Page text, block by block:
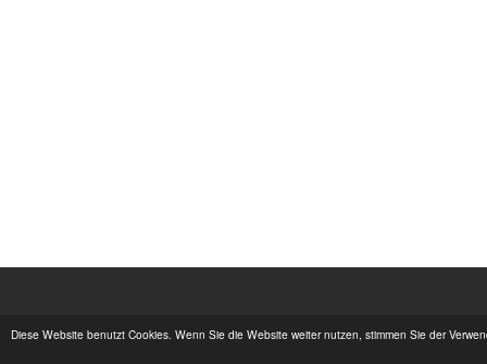
Diese Website benutzt Cookies. Wenn Sie die Website weiter nutzen, stimmen Sie der